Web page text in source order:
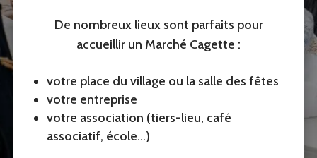
De nombreux lieux sont parfaits pour
accueillir un Marché Cagette :
votre place du village ou la salle des fêtes
votre entreprise
votre association (tiers-lieu, café
associatif, école…)